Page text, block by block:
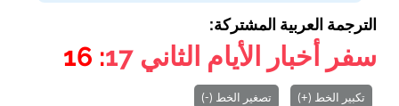
الترجمة العربية المشتركة:
سفر أخبار الأيام الثاني 17
: 16
تكبير الخط (+) تصغير الخط (-)